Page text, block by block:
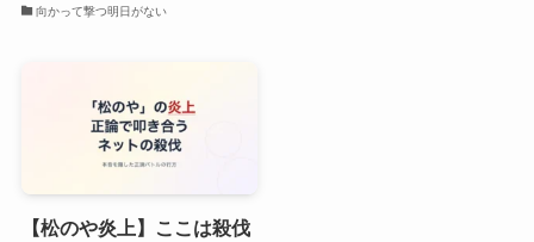
向かって撃つ明日がない
【松のや炎上】ここは殺伐